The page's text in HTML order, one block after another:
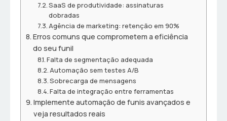
SaaS de produtividade: assinaturas
dobradas
Agência de marketing: retenção em 90%
Erros comuns que comprometem a eficiência
do seu funil
Falta de segmentação adequada
Automação sem testes A/B
Sobrecarga de mensagens
Falta de integração entre ferramentas
Implemente automação de funis avançados e
veja resultados reais